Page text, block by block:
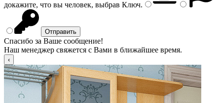
докажите, что вы человек, выбрав Ключ.
Спасибо за Ваше сообщение!
Наш менеджер свяжется с Вами в ближайшее время.